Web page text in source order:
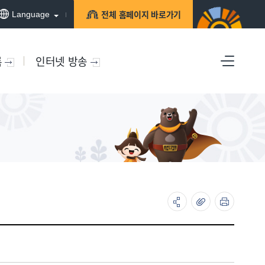
Language 전체 홈페이지 바로가기
인터넷 방송